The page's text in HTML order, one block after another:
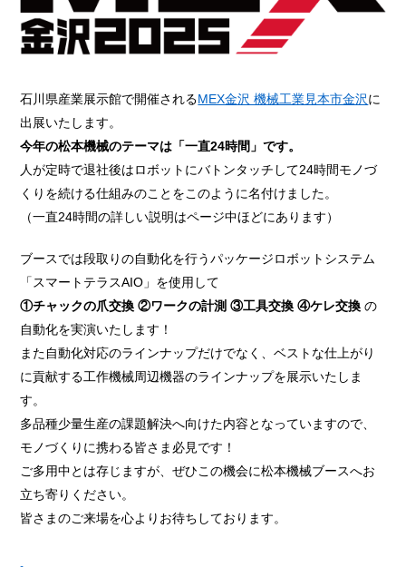
石川県産業展示館で開催されるMEX金沢 機械工業見本市金沢に
出展いたします。
今年の松本機械のテーマは「一直24時間」です。
人が定時で退社後はロボットにバトンタッチして24時間モノづ
くりを続ける仕組みのことをこのように名付けました。
（一直24時間の詳しい説明はページ中ほどにあります）
ブースでは段取りの自動化を行うパッケージロボットシステム
「スマートテラスAIO」を使用して
①チャックの爪交換 ②ワークの計測 ③工具交換 ④ケレ交換 の
自動化を実演いたします！
また自動化対応のラインナップだけでなく、ベストな仕上がり
に貢献する工作機械周辺機器のラインナップを展示いたしま
す。
多品種少量生産の課題解決へ向けた内容となっていますので、
モノづくりに携わる皆さま必見です！
ご多用中とは存じますが、ぜひこの機会に松本機械ブースへお
立ち寄りください。
皆さまのご来場を心よりお待ちしております。